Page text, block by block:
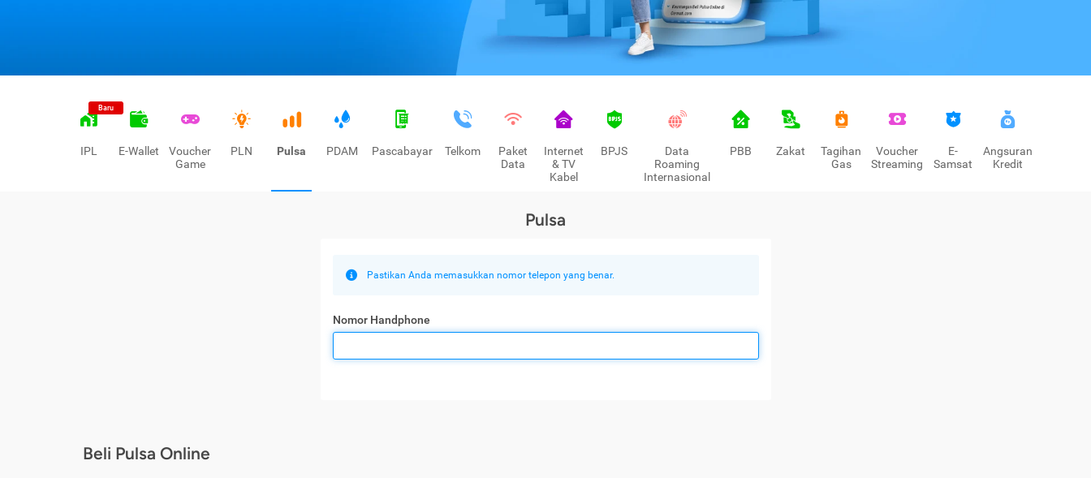
Baru
IPL E-Wallet
Voucher
Game
PLN Pulsa PDAM Pascabayar Telkom
Paket
Data
Internet
& TV
Kabel
BPJS
Data
Roaming
Internasional
PBB Zakat
Tagihan
Gas
Voucher
Streaming
E-
Samsat
Angsuran
Kredit
Pulsa
Pastikan Anda memasukkan nomor telepon yang benar.
Nomor Handphone
Beli Pulsa Online